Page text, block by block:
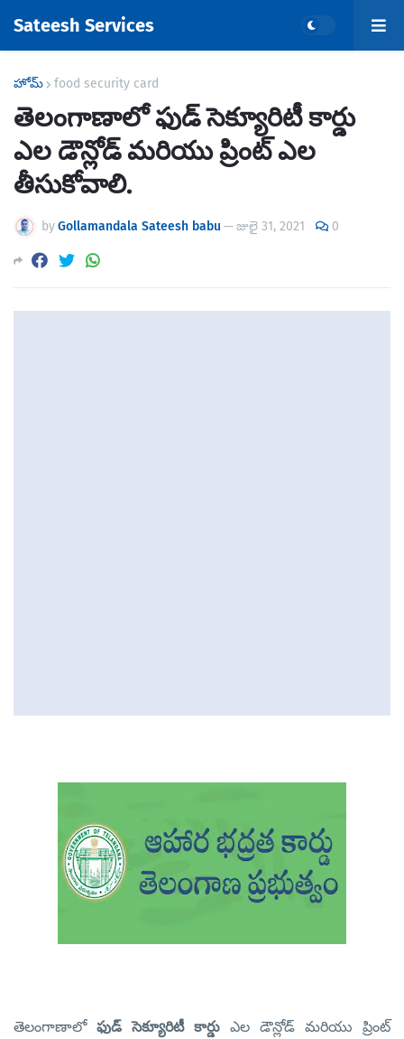
Sateesh Services
హోమ్ food security card
తెలంగాణాలో ఫుడ్ సెక్యూరిటీ కార్డు
ఎల డౌన్లోడ్ మరియు ప్రింట్ ఎల
తీసుకోవాలి.
byGollamandala Sateesh babu —జులై 31, 2021 0
తెలంగాణాలో ఫుడ్ సెక్యూరిటీ కార్డు ఎల డౌన్లోడ్ మరియు ప్రింట్